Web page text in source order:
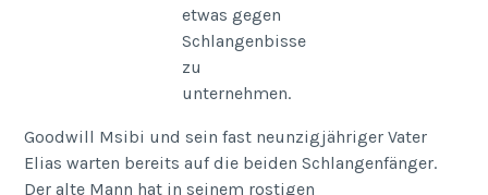
etwas gegen
Schlangenbisse
zu
unternehmen.
Goodwill Msibi und sein fast neunzigjähriger Vater
Elias warten bereits auf die beiden Schlangenfänger.
Der alte Mann hat in seinem rostigen